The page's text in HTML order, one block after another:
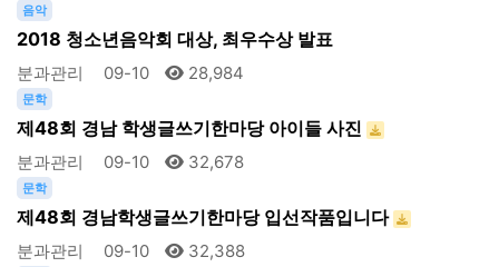
음악
2018 청소년음악회 대상, 최우수상 발표
분과관리 09-10 28,984
문학
제48회 경남 학생글쓰기한마당 아이들 사진
분과관리 09-10 32,678
문학
제48회 경남학생글쓰기한마당 입선작품입니다
분과관리 09-10 32,388